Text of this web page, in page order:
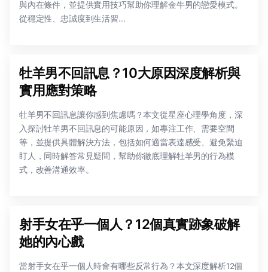
與內在條件，並提供實用技巧幫助你理解金牛男的戀愛模式。
從穩定性、忠誠度到生活習...
牡羊男不回訊息？10大原因深度解析與
實用應對策略
牡羊男不回訊息讓你感到焦慮嗎？本文從星座心理學角度，深
入探討牡羊男不回訊息的可能原因，如專注工作、需要空間
等，並提供具體解決方法，包括如何適當表達感受、避免緊迫
盯人，同時解答常見疑問，幫助你徹底理解牡羊男的行為模
式，改善溝通效率。
射手女在乎一個人？12個真實跡象破解
她的內心戲
當射手女在乎一個人時會有哪些反常行為？本文深度解析12個